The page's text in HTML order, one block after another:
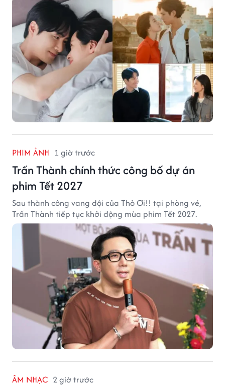
PHIM ẢNH 1 giờ trước
Trấn Thành chính thức công bố dự án
phim Tết 2027
Sau thành công vang dội của Thỏ Ơi!! tại phòng vé,
Trấn Thành tiếp tục khởi động mùa phim Tết 2027.
ÂM NHẠC 2 giờ trước